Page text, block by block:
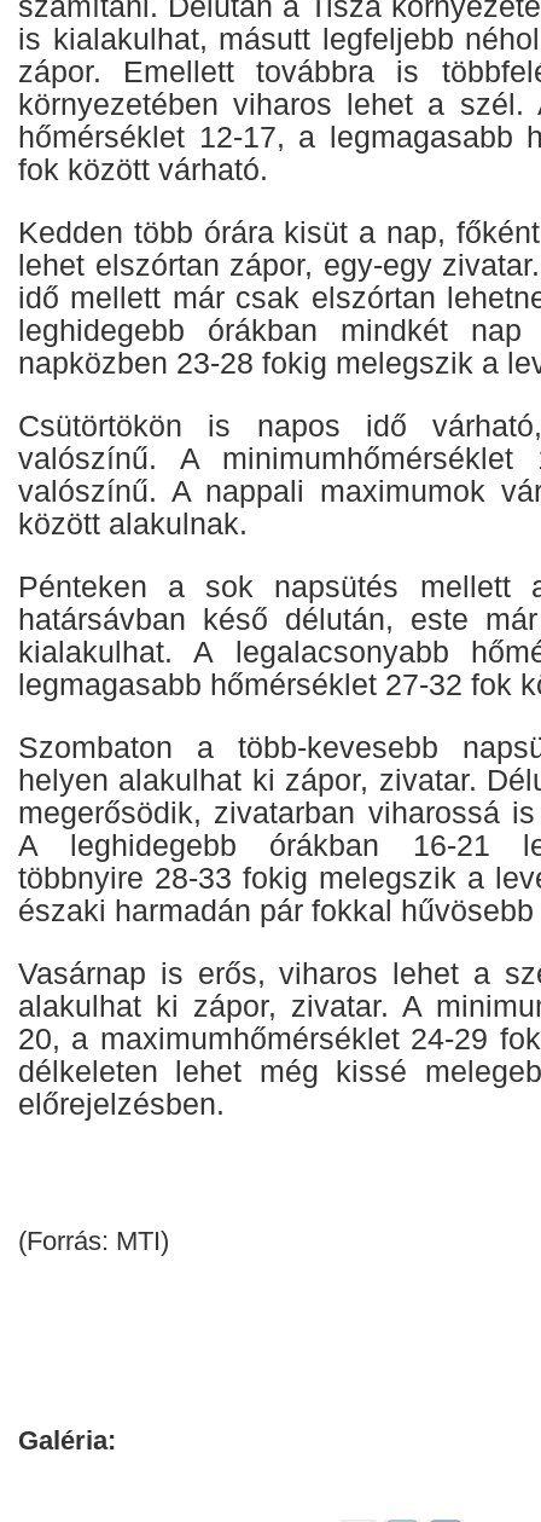
is kialakulhat, másutt legfeljebb
zápor. Emellett továbbra is
környezetében viharos lehet a szél.
hőmérséklet 12-17, a legmagasabb
fok között várható.
Kedden több órára kisüt a nap,
lehet elszórtan zápor, egy-egy
idő mellett már csak elszórtan
leghidegebb órákban mindkét
napközben 23-28 fokig melegszik a
Csütörtökön is napos idő
valószínű. A
valószínű. A nappali maximumok
között alakulnak.
Pénteken a sok napsütés mellett
határsávban késő délután, este
kialakulhat. A legalacsonyabb
legmagasabb hőmérséklet 27-32 fok
Szombaton a több-kevesebb
helyen alakulhat ki zápor, zivatar.
megerősödik, zivatarban viharossá
A leghidegebb órákban 16-21
többnyire 28-33 fokig melegszik a
északi harmadán pár fokkal
Vasárnap is erős, viharos lehet a
alakulhat ki zápor, zivatar. A
20, a maximumhőmérséklet 24-29
délkeleten lehet még kissé
előrejelzésben.
(Forrás: MTI)
Galéria: